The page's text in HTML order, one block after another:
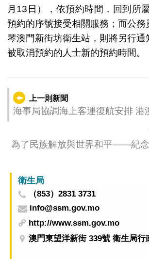
月13日），依預約時間，回到所
預約的序號接受相關服務；而公務
琴澳門新街坊衛生站，則將另行通
被取消預約的人士新的預約時間。
上一則新聞
海事局協調海上客運復航安排 港澳航班將陸續
為了民族解放與世界和平——紀
覽最新安排
衛生局
（853）2831 3731
info@ssm.gov.mo
http://www.ssm.gov.mo
澳門東望洋新街 339號 衛生局行